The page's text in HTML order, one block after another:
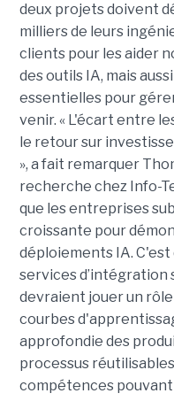
deux projets doivent
milliers de leurs
clients pour les aider
des outils IA, mais
essentielles pour
venir. « L'écart entre
le retour sur
», a fait remarquer
recherche chez Info-
que les entreprises
croissante pour
déploiements IA.
services d’intégration
devraient jouer un
courbes
approfondie des
processus
compétences